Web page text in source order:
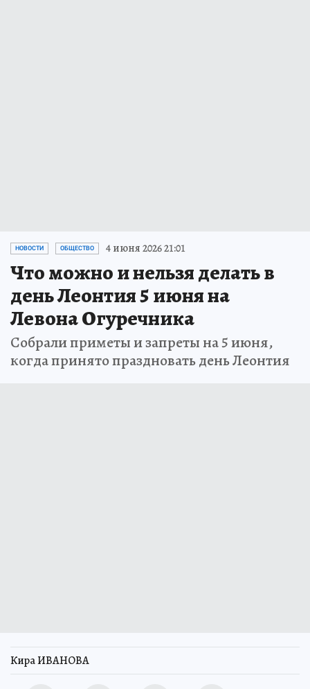
НОВОСТИ ОБЩЕСТВО 4 июня 2026 21:01
Что можно и нельзя делать в
день Леонтия 5 июня на
Левона Огуречника
Собрали приметы и запреты на 5 июня,
когда принято праздновать день Леонтия
Кира ИВАНОВА